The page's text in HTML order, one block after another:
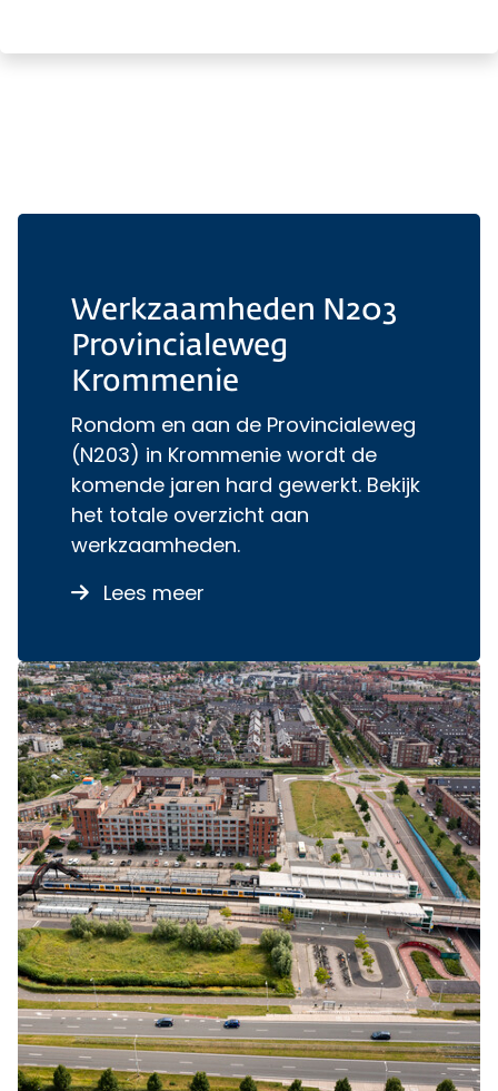
Werkzaamheden N203
Provincialeweg
Krommenie
Rondom en aan de Provincialeweg
(N203) in Krommenie wordt de
komende jaren hard gewerkt. Bekijk
het totale overzicht aan
werkzaamheden.
Lees meer